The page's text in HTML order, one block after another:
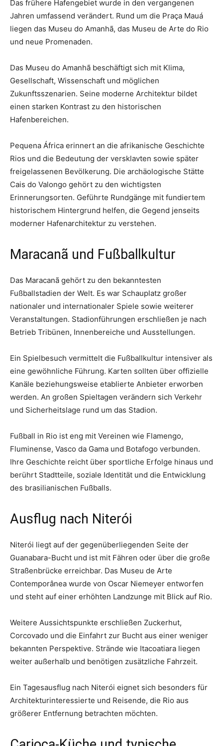
Das frühere Hafengebiet wurde in den vergangenen
Jahren umfassend verändert. Rund um die Praça Mauá
liegen das Museu do Amanhã, das Museu de Arte do Rio
und neue Promenaden.
Das Museu do Amanhã beschäftigt sich mit Klima,
Gesellschaft, Wissenschaft und möglichen
Zukunftsszenarien. Seine moderne Architektur bildet
einen starken Kontrast zu den historischen
Hafenbereichen.
Pequena África erinnert an die afrikanische Geschichte
Rios und die Bedeutung der versklavten sowie später
freigelassenen Bevölkerung. Die archäologische Stätte
Cais do Valongo gehört zu den wichtigsten
Erinnerungsorten. Geführte Rundgänge mit fundiertem
historischem Hintergrund helfen, die Gegend jenseits
moderner Hafenarchitektur zu verstehen.
Maracanã und Fußballkultur
Das Maracanã gehört zu den bekanntesten
Fußballstadien der Welt. Es war Schauplatz großer
nationaler und internationaler Spiele sowie weiterer
Veranstaltungen. Stadionführungen erschließen je nach
Betrieb Tribünen, Innenbereiche und Ausstellungen.
Ein Spielbesuch vermittelt die Fußballkultur intensiver als
eine gewöhnliche Führung. Karten sollten über offizielle
Kanäle beziehungsweise etablierte Anbieter erworben
werden. An großen Spieltagen verändern sich Verkehr
und Sicherheitslage rund um das Stadion.
Fußball in Rio ist eng mit Vereinen wie Flamengo,
Fluminense, Vasco da Gama und Botafogo verbunden.
Ihre Geschichte reicht über sportliche Erfolge hinaus und
berührt Stadtteile, soziale Identität und die Entwicklung
des brasilianischen Fußballs.
Ausflug nach Niterói
Niterói liegt auf der gegenüberliegenden Seite der
Guanabara-Bucht und ist mit Fähren oder über die große
Straßenbrücke erreichbar. Das Museu de Arte
Contemporânea wurde von Oscar Niemeyer entworfen
und steht auf einer erhöhten Landzunge mit Blick auf Rio.
Weitere Aussichtspunkte erschließen Zuckerhut,
Corcovado und die Einfahrt zur Bucht aus einer weniger
bekannten Perspektive. Strände wie Itacoatiara liegen
weiter außerhalb und benötigen zusätzliche Fahrzeit.
Ein Tagesausflug nach Niterói eignet sich besonders für
Architekturinteressierte und Reisende, die Rio aus
größerer Entfernung betrachten möchten.